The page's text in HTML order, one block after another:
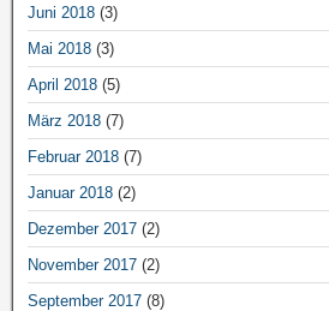
Juni 2018 (3)
Mai 2018 (3)
April 2018 (5)
März 2018 (7)
Februar 2018 (7)
Januar 2018 (2)
Dezember 2017 (2)
November 2017 (2)
September 2017 (8)